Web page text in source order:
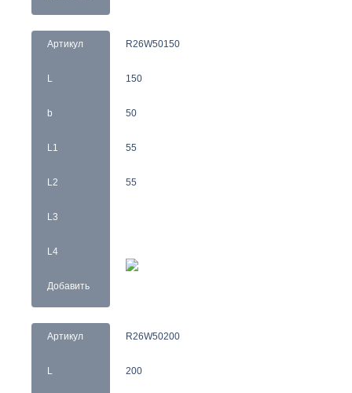
Артикул
L
b
L1
L2
L3
L4
Добавить
R26W50150
150
50
55
55
Артикул
L
R26W50200
200